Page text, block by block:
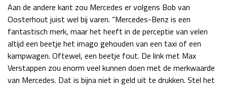
Aan de andere kant zou Mercedes er volgens Bob van
Oosterhout juist wel bij varen. “Mercedes-Benz is een
fantastisch merk, maar het heeft in de perceptie van velen
altijd een beetje het imago gehouden van een taxi of een
kampwagen. Oftewel, een beetje fout. De link met Max
Verstappen zou enorm veel kunnen doen met de merkwaarde
van Mercedes. Dat is bijna niet in geld uit te drukken. Stel het